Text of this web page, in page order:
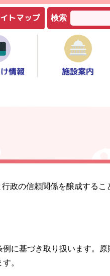
トマップ 検索
情報 施設案内
政の信頼関係を醸成するこ
に基づき取り扱います。
。